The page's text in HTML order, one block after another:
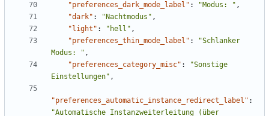
"preferences_dark_mode_label" : "Modus: " ,
"dark" : "Nachtmodus" ,
"light" : "hell" ,
"preferences_thin_mode_label" :
"Schlanker
Modus: " ,
"preferences_category_misc" :
"Sonstige
Einstellungen" ,
"preferences_automatic_instance_redirect_label" :
"Automatische Instanzweiterleitung (über